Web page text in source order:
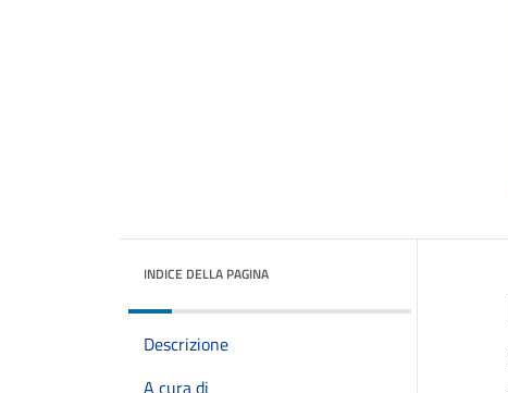
INDICE DELLA PAGINA
Descrizione
A cura di